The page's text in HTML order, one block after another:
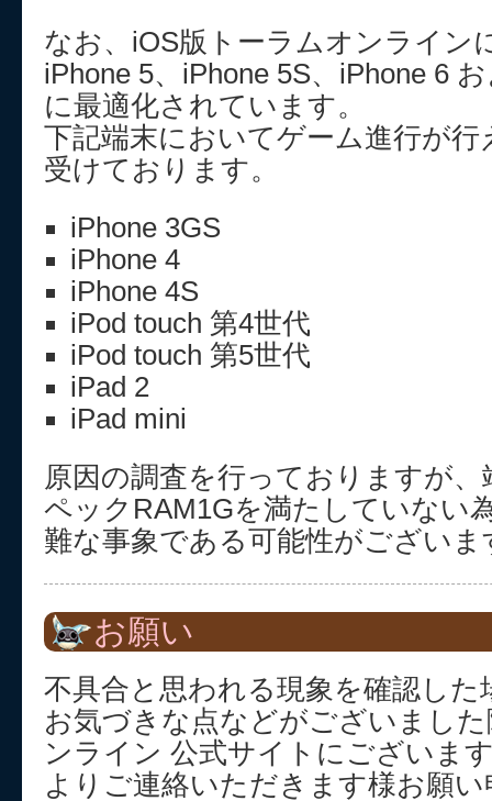
なお、iOS版トーラムオンライン
iPhone 5、iPhone 5S、iPhone 6
に最適化されています。
下記端末においてゲーム進行が
受けております。
iPhone 3GS
iPhone 4
iPhone 4S
iPod touch 第4世代
iPod touch 第5世代
iPad 2
iPad mini
原因の調査を行っておりますが
ペックRAM1Gを満たしていない
難な事象である可能性がございま
お願い
不具合と思われる現象を確認した
お気づきな点などがございまし
ンライン 公式サイトにございま
よりご連絡いただきます様お願